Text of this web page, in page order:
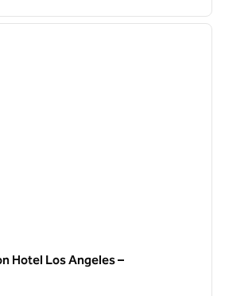
nästa
Hotel Los Angeles –